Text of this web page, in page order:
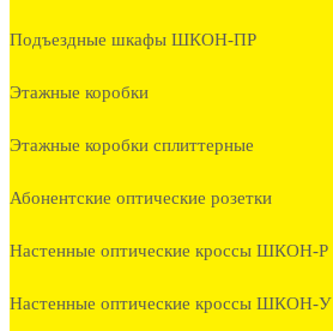
Подъездные шкафы ШКОН-ПР
Этажные коробки
Этажные коробки сплиттерные
Абонентские оптические розетки
Настенные оптические кроссы ШКОН-Р
Настенные оптические кроссы ШКОН-У